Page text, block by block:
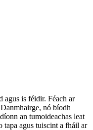
agus is féidir. Féach ar
nó bíodh
an tumoideachas leat
tapa agus tuiscint a fháil ar